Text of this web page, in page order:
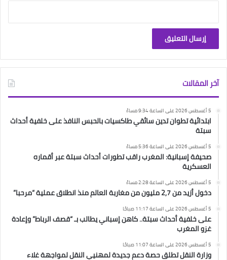
آخر المقالات
5 أغسطس 2026 على الساعة 9:34 مساءً
ابتدائية تطوان تدين سائقي طاكسيات بالحبس النافذ على خلفية أحداث
سبتة
5 أغسطس 2026 على الساعة 5:36 مساءً
صحيفة إسبانية: المغرب راقب تطورات أحداث سبتة عبر أقماره
العسكرية
5 أغسطس 2026 على الساعة 2:28 مساءً
دخول أزيد من 2,7 مليون من مغاربة العالم منذ انطلاق عملية “مرحبا”
5 أغسطس 2026 على الساعة 11:17 صباحًا
على خلفية أحداث سبتة.. كاهن إسباني يطالب بـ “قصف الرباط” وإعادة
غزو المغرب
5 أغسطس 2026 على الساعة 11:07 صباحًا
وزارة النقل تطلق حصة دعم جديدة لمهنيي النقل لمواجهة غلاء